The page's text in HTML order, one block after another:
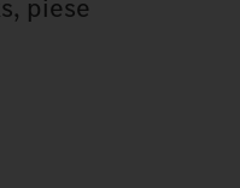
piese